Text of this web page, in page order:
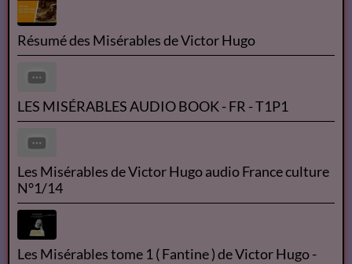
Le Flash info du 26 mai 2021
Résumé des Misérables de Victor Hugo